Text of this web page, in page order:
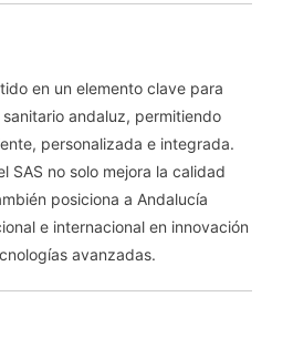
en un elemento clave para
andaluz, permitiendo
personalizada e integrada.
SAS no solo mejora la calidad
posiciona a Andalucía
e internacional en innovación
avanzadas.